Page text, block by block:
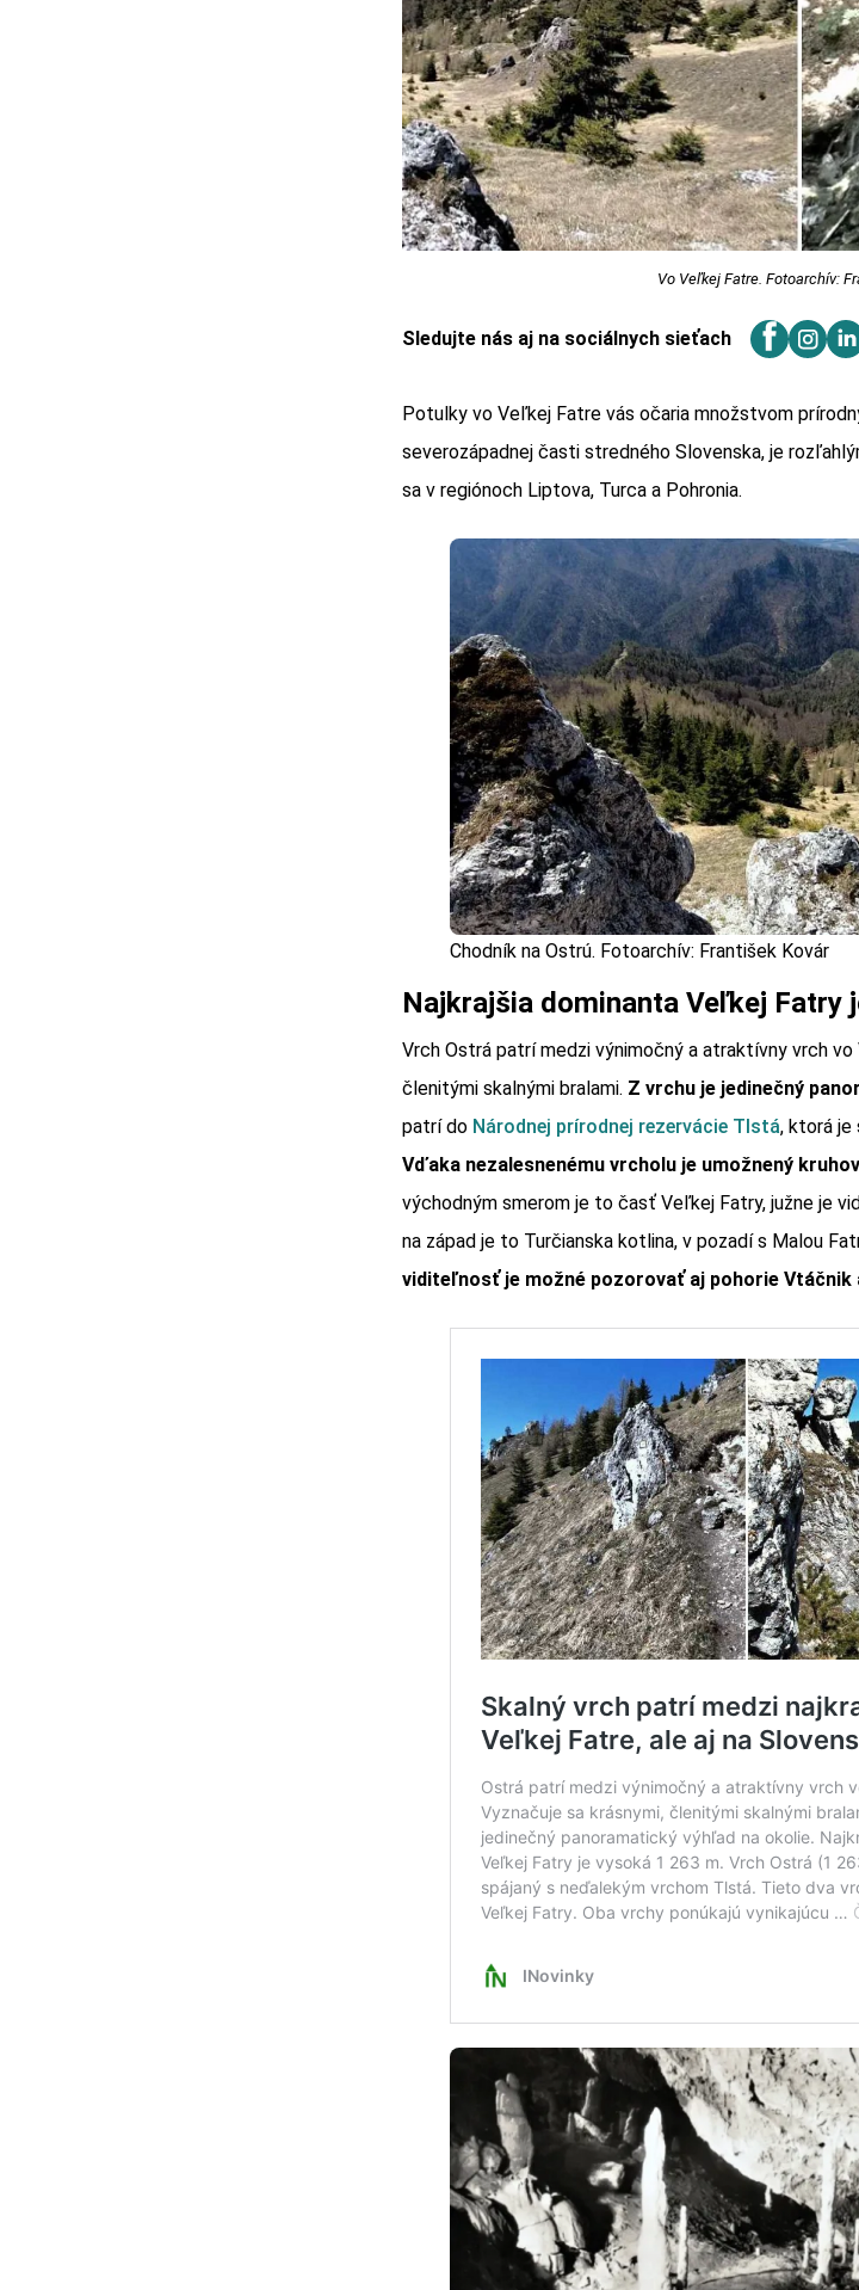
Vo Veľkej Fatre. Fotoarchív:
Sledujte nás aj na sociálnych sieťach
Potulky vo Veľkej Fatre vás očaria množstvom
severozápadnej časti stredného Slovenska, je
sa v regiónoch Liptova, Turca a Pohronia.
Chodník na Ostrú. Fotoarchív: František Kovár
Najkrajšia dominanta Veľkej Fatry
Vrch Ostrá patrí medzi výnimočný a atraktívny vrch
členitými skalnými bralami. Z vrchu je jedinečný
patrí do Národnej prírodnej rezervácie Tlstá, ktorá je
Vďaka nezalesnenému vrcholu je umožnený
východným smerom je to časť Veľkej Fatry, južne je
na západ je to Turčianska kotlina, v pozadí s Malou
viditeľnosť je možné pozorovať aj pohorie Vtáčnik